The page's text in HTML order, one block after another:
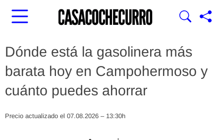
Dónde está la gasolinera más
barata hoy en Campohermoso y
cuánto puedes ahorrar
Precio actualizado el 07.08.2026 – 13:30h